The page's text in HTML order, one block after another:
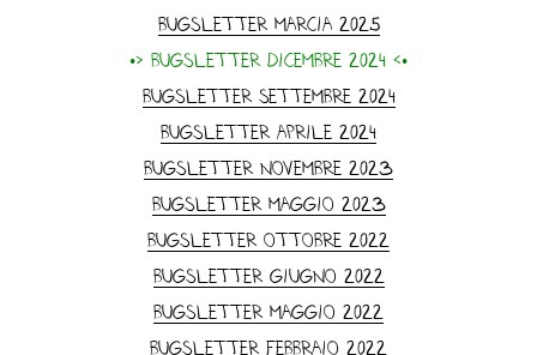
Bugsletter Marcia 2025
•> Bugsletter dicembre 2024 <•
Bugsletter Settembre 2024
Bugsletter Aprile 2024
Bugsletter Novembre 2023
Bugsletter Maggio 2023
Bugsletter ottobre 2022
Bugsletter Giugno 2022
Bugsletter Maggio 2022
Bugsletter Febbraio 2022